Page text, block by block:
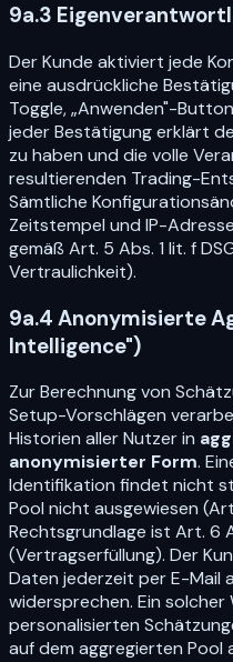
9a.3
Der Kunde aktiviert jede
eine ausdrückliche
Toggle, „Anwenden"-
jeder Bestätigung erklärt
zu haben und die volle
resultierenden Trading-
Sämtliche
Zeitstempel und IP-
gemäß Art. 5 Abs. 1 lit. f
Vertraulichkeit).
9a.4 Anonymisierte
Intelligence")
Zur Berechnung von
Setup-Vorschlägen
Historien aller Nutzer in
anonymisierter Form.
Identifikation findet nicht
Pool nicht ausgewiesen
Rechtsgrundlage ist Art. 6
(Vertragserfüllung). Der
Daten jederzeit per E-Mail
widersprechen. Ein
personalisierten
auf dem aggregierten Pool